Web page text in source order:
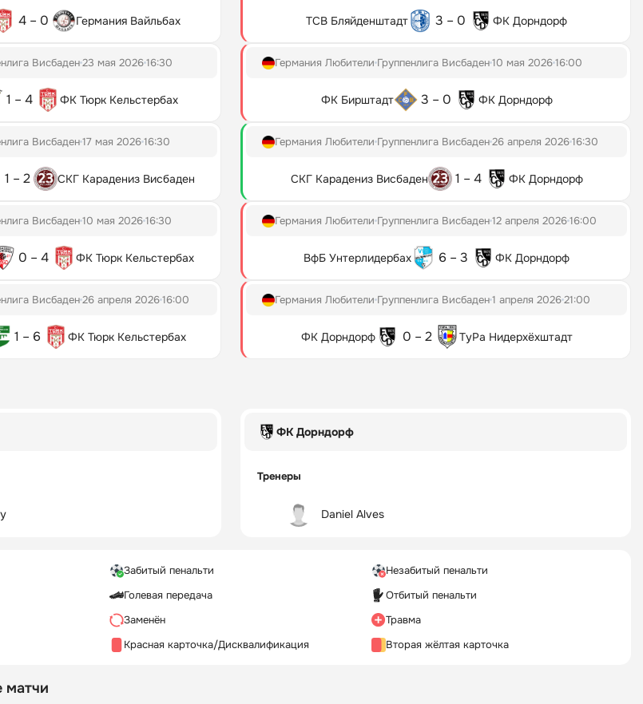
4 – 0 Германия Вайльбах
Висбаден23 мая 202616:30
1 – 4 ФК Тюрк Кельстербах
Висбаден17 мая 202616:30
1 – 2 СКГ Карадениз Висбаден
Висбаден10 мая 202616:30
0 – 4 ФК Тюрк Кельстербах
Висбаден26 апреля 202616:00
1 – 6 ФК Тюрк Кельстербах
ТСВ Бляйденштадт 3 – 0 ФК Дорндорф
Германия Любители Группенлига Висбаден10 мая 202616:00
ФК Бирштадт 3 – 0 ФК Дорндорф
Германия Любители Группенлига Висбаден26 апреля 202616:30
СКГ Карадениз Висбаден 1 – 4 ФК Дорндорф
Германия Любители Группенлига Висбаден12 апреля 202616:00
ВфБ Унтерлидербах 6 – 3 ФК Дорндорф
Германия Любители Группенлига Висбаден1 апреля 202621:00
ФК Дорндорф 0 – 2 ТуРа Нидерхёхштадт
ФК Дорндорф
Тренеры
Daniel Alves
Забитый пенальти
Незабитый пенальти
Голевая передача
Отбитый пенальти
Заменён
Травма
Красная карточка/Дисквалификация Вторая жёлтая карточка
матчи